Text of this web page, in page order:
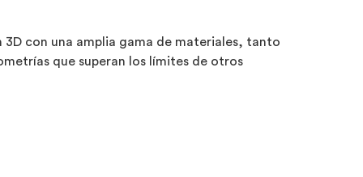
3D con una amplia gama de materiales, tanto
que superan los límites de otros